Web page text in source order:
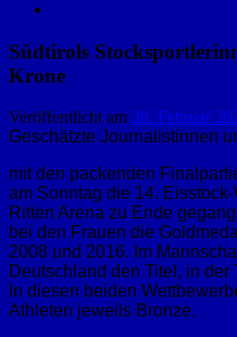
Südtirols
Krone
Veröffentlicht am 28. Februar
Geschätzte Journalistinnen
mit den packenden
am Sonntag die 14.
Ritten Arena zu Ende
bei den Frauen die
2008 und 2016. Im
Deutschland den Titel, in der
In diesen beiden
Athleten jeweils Bronze.